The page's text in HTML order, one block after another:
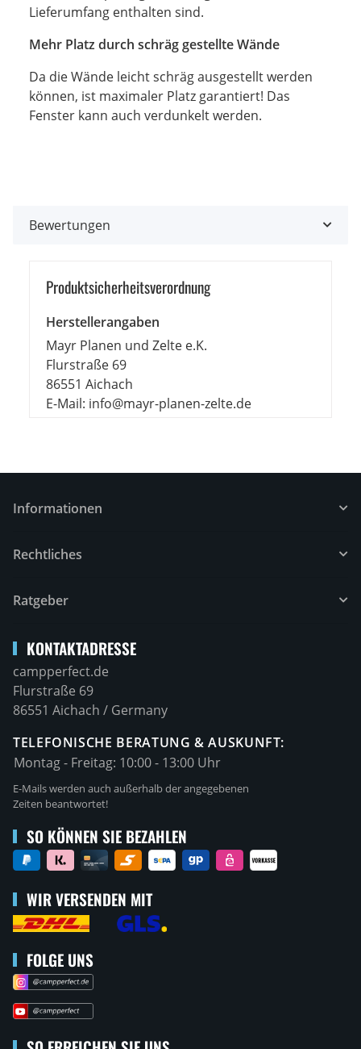
Lieferumfang enthalten sind.
Mehr Platz durch schräg gestellte Wände
Da die Wände leicht schräg ausgestellt werden
können, ist maximaler Platz garantiert! Das
Fenster kann auch verdunkelt werden.
Bewertungen
Produkt­sicher­heits­ver­ord­nung
Herstellerangaben
Mayr Planen und Zelte e.K.
Flurstraße 69
86551 Aichach
E-Mail: info@mayr-planen-zelte.de
Informationen
Rechtliches
Ratgeber
KONTAKTADRESSE
campperfect.de
Flurstraße 69
86551 Aichach / Germany
TELEFONISCHE BERATUNG & AUSKUNFT:
Montag - Freitag: 10:00 - 13:00 Uhr
E-Mails werden auch außerhalb der angegebenen
Zeiten beantwortet!
SO KÖNNEN SIE BEZAHLEN
WIR VERSENDEN MIT
FOLGE UNS